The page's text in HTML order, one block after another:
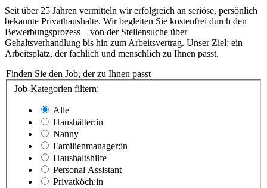
Seit über 25 Jahren vermitteln wir erfolgreich an seriöse, persönlich
bekannte Privathaushalte. Wir begleiten Sie kostenfrei durch den
Bewerbungsprozess – von der Stellensuche über
Gehaltsverhandlung bis hin zum Arbeitsvertrag. Unser Ziel: ein
Arbeitsplatz, der fachlich und menschlich zu Ihnen passt.
Finden Sie den Job, der zu Ihnen passt
Job-Kategorien filtern:
Alle
Haushälter:in
Nanny
Familienmanager:in
Haushaltshilfe
Personal Assistant
Privatköch:in